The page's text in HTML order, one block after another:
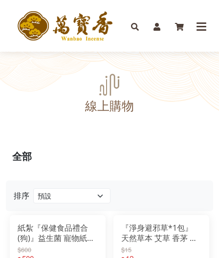
線上購物
排序
紙紮『保健食品禮合
(狗)』益生菌 寵物紙紮
狗狗 貓咪 衣服 寵物往
$600
『淨身避邪草*1包』
天然草本 艾草 香茅 芙
蓉 薰香 收驚 入宅清淨
$15
全部